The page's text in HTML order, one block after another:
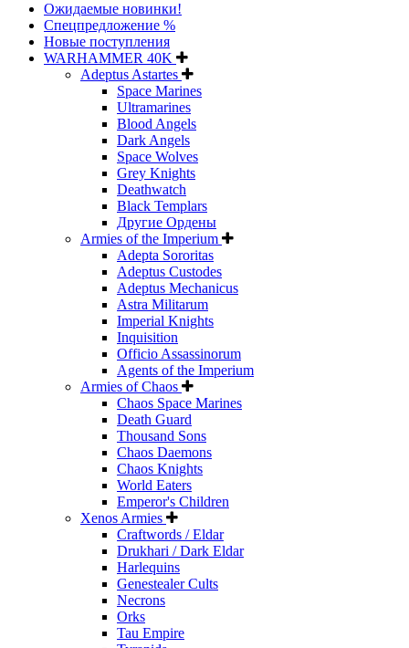
Ожидаемые новинки!
Спецпредложение %
Новые поступления
WARHAMMER 40K
Adeptus Astartes
Space Marines
Ultramarines
Blood Angels
Dark Angels
Space Wolves
Grey Knights
Deathwatch
Black Templars
Другие Ордены
Armies of the Imperium
Adepta Sororitas
Adeptus Custodes
Adeptus Mechanicus
Astra Militarum
Imperial Knights
Inquisition
Officio Assassinorum
Agents of the Imperium
Armies of Chaos
Chaos Space Marines
Death Guard
Thousand Sons
Chaos Daemons
Chaos Knights
World Eaters
Emperor's Children
Xenos Armies
Craftwords / Eldar
Drukhari / Dark Eldar
Harlequins
Genestealer Cults
Necrons
Orks
Tau Empire